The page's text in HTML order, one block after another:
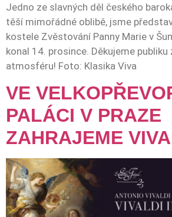
Jedno ze slavných děl českého
těší mimořádné oblibě, jsme
kostele Zvěstování Panny Marie v
konal 14. prosince. Děkujeme publiku
atmosféru! Foto: Klasika Viva
VE
PALÁCI V PRAZE
ZAHRAJEME